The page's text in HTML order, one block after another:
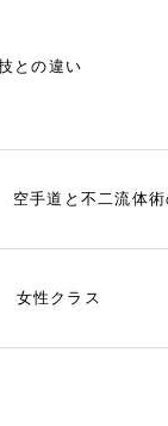
との違い
空手道と不二流体
女性クラス